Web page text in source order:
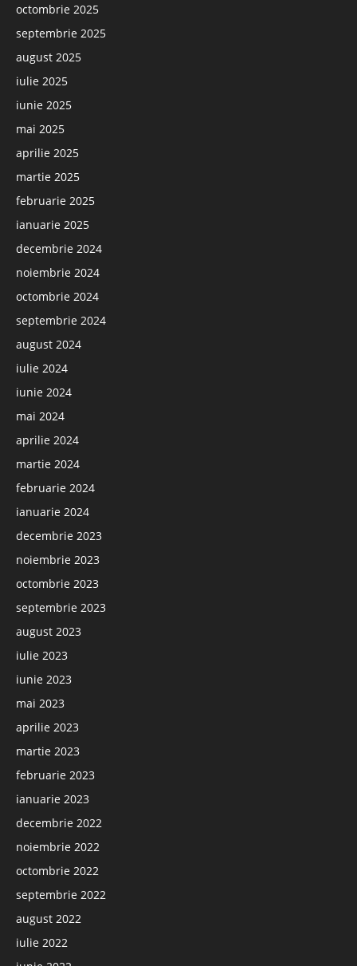
octombrie 2025
septembrie 2025
august 2025
iulie 2025
iunie 2025
mai 2025
aprilie 2025
martie 2025
februarie 2025
ianuarie 2025
decembrie 2024
noiembrie 2024
octombrie 2024
septembrie 2024
august 2024
iulie 2024
iunie 2024
mai 2024
aprilie 2024
martie 2024
februarie 2024
ianuarie 2024
decembrie 2023
noiembrie 2023
octombrie 2023
septembrie 2023
august 2023
iulie 2023
iunie 2023
mai 2023
aprilie 2023
martie 2023
februarie 2023
ianuarie 2023
decembrie 2022
noiembrie 2022
octombrie 2022
septembrie 2022
august 2022
iulie 2022